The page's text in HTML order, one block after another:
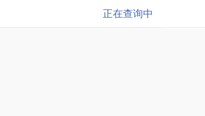
正在查询中